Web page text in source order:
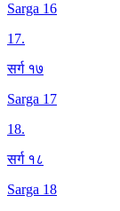
Sarga 16
17.
सर्ग १७
Sarga 17
18.
सर्ग १८
Sarga 18